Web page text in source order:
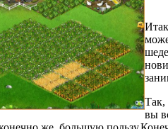
Так,
вы